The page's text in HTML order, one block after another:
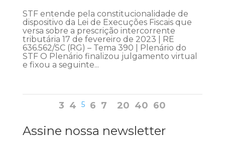
STF entende pela constitucionalidade de
dispositivo da Lei de Execuções Fiscais que
versa sobre a prescrição intercorrente
tributária 17 de fevereiro de 2023 | RE
636.562/SC (RG) – Tema 390 | Plenário do
STF O Plenário finalizou julgamento virtual
e fixou a seguinte...
3 4 5 6 7 20 40 60
Assine nossa newsletter